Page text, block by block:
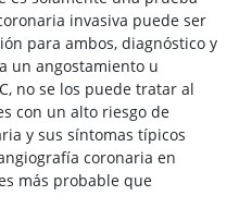
invasiva puede ser
para ambos, diagnóstico y
un angostamiento u
no se los puede tratar al
con un alto riesgo de
y sus síntomas típicos
coronaria en
más probable que